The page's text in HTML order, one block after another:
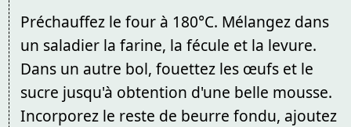
Préchauffez le four à 180°C. Mélangez dans
un saladier la farine, la fécule et la levure.
Dans un autre bol, fouettez les œufs et le
sucre jusqu'à obtention d'une belle mousse.
Incorporez le reste de beurre fondu, ajoutez